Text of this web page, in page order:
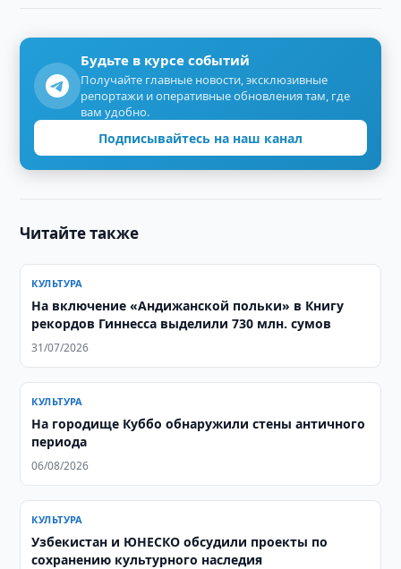
Будьте в курсе событий
Получайте главные новости, эксклюзивные
репортажи и оперативные обновления там, где
вам удобно.
Подписывайтесь на наш канал
Читайте также
КУЛЬТУРА
На включение «Андижанской польки» в Книгу
рекордов Гиннесса выделили 730 млн. сумов
31/07/2026
КУЛЬТУРА
На городище Куббо обнаружили стены античного
периода
06/08/2026
КУЛЬТУРА
Узбекистан и ЮНЕСКО обсудили проекты по
сохранению культурного наследия